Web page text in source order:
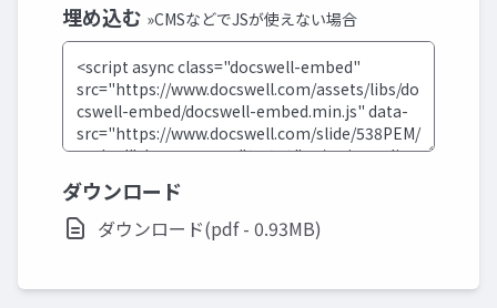
埋め込む »CMSなどでJSが使えない場合
ダウンロード
ダウンロード(pdf - 0.93MB)